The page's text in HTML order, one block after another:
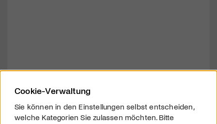
Cookie-Verwaltung
Sie können in den Einstellungen selbst entscheiden,
welche Kategorien Sie zulassen möchten. Bitte